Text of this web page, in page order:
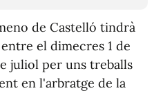
de Castelló tindrà
el dimecres 1 de
juliol per uns treballs
en l'arbratge de la